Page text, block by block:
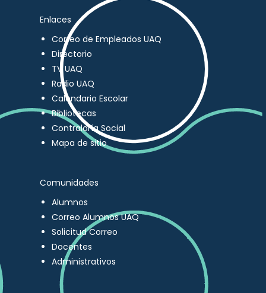
Enlaces
Correo de Empleados UAQ
Directorio
TV UAQ
Radio UAQ
Calendario Escolar
Bibliotecas
Contraloría Social
Mapa de sitio
Comunidades
Alumnos
Correo Alumnos UAQ
Solicitud Correo
Docentes
Administrativos